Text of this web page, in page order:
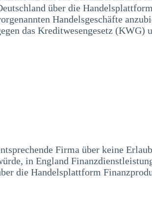
über die Handelsplattform
Handelsgeschäfte
das Kreditwesengesetz (KWG)
Firma über keine
in England
die Handelsplattform